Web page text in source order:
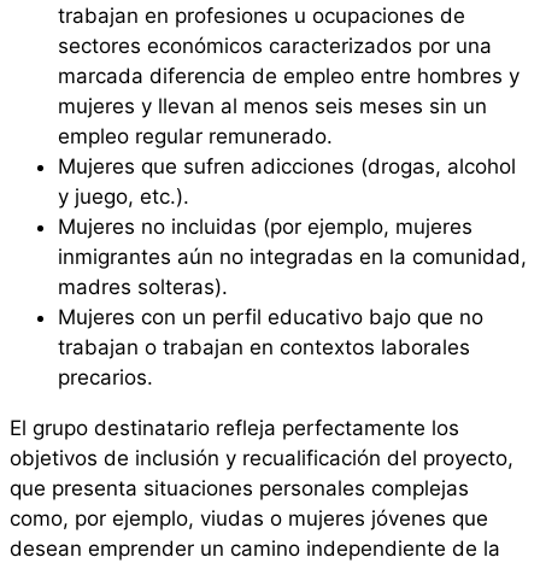
trabajan en profesiones u ocupaciones de
sectores económicos caracterizados por una
marcada diferencia de empleo entre hombres y
mujeres y llevan al menos seis meses sin un
empleo regular remunerado.
Mujeres que sufren adicciones (drogas, alcohol
y juego, etc.).
Mujeres no incluidas (por ejemplo, mujeres
inmigrantes aún no integradas en la comunidad,
madres solteras).
Mujeres con un perfil educativo bajo que no
trabajan o trabajan en contextos laborales
precarios.
El grupo destinatario refleja perfectamente los
objetivos de inclusión y recualificación del proyecto,
que presenta situaciones personales complejas
como, por ejemplo, viudas o mujeres jóvenes que
desean emprender un camino independiente de la